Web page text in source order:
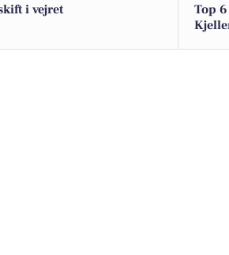
i vejret
Top
offentlig høring